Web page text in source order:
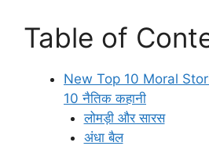
Table of
New Top 10 Moral
10 नैतिक कहानी
लोमड़ी और सारस
अंधा बैल